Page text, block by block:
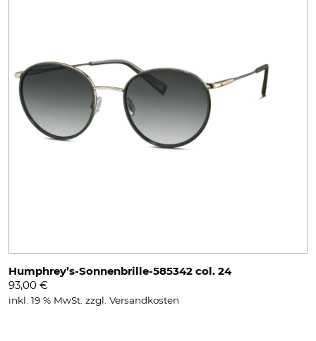
Humphrey’s-Sonnenbrille-585342 col. 24
93,00 €
inkl. 19 % MwSt. zzgl. Versandkosten